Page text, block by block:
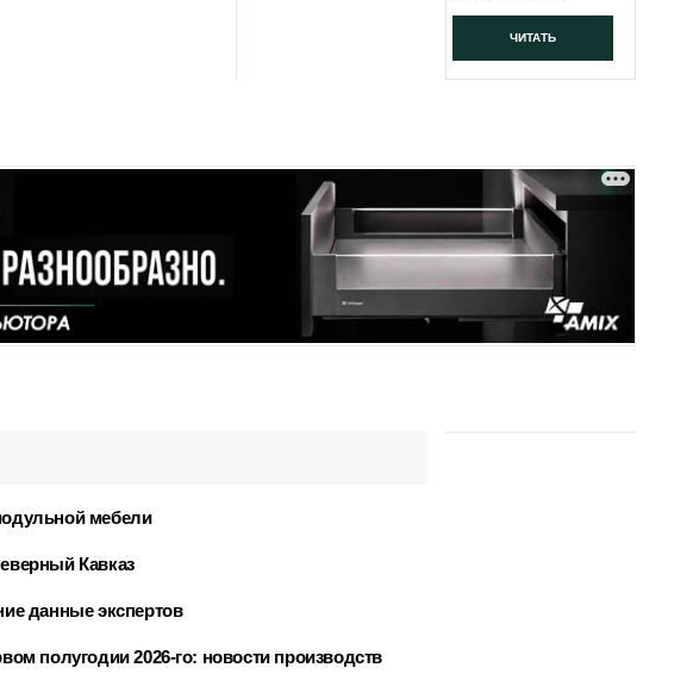
ЧИТАТЬ
мебели
Кавказ
данные экспертов
полугодии 2026-го: новости производств